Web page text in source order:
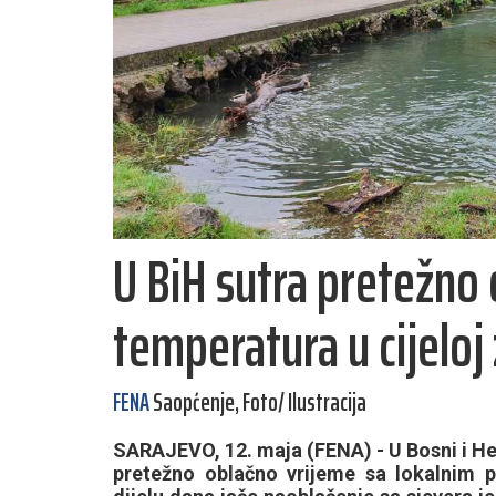
U BiH sutra
temperatura u
FENASaopćenje, Foto/ Ilustracija
SARAJEVO, 12. maja (FENA) - U Bosni i
pretežno oblačno vrijeme sa lokalnim